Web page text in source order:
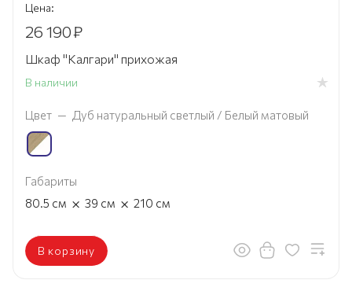
Цена:
26 190₽
Шкаф "Калгари" прихожая
В наличии
Цвет — Дуб натуральный светлый / Белый матовый
Габариты
80.5 см × 39 см × 210 см
В корзину